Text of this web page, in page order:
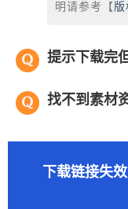
明请参考【 版
提示下载完
找不到素材
下载链接失